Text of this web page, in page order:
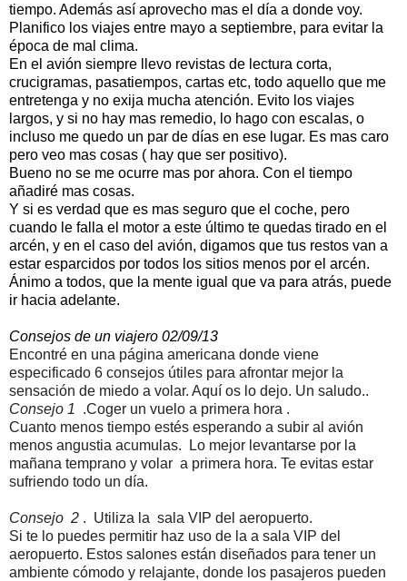
tiempo. Además así aprovecho mas el día a donde voy.
Planifico los viajes entre mayo a septiembre, para evitar la
época de mal clima.
En el avión siempre llevo revistas de lectura corta,
crucigramas, pasatiempos, cartas etc, todo aquello que me
entretenga y no exija mucha atención. Evito los viajes
largos, y si no hay mas remedio, lo hago con escalas, o
incluso me quedo un par de días en ese lugar. Es mas caro
pero veo mas cosas ( hay que ser positivo).
Bueno no se me ocurre mas por ahora. Con el tiempo
añadiré mas cosas.
Y si es verdad que es mas seguro que el coche, pero
cuando le falla el motor a este último te quedas tirado en el
arcén, y en el caso del avión, digamos que tus restos van a
estar esparcidos por todos los sitios menos por el arcén.
Ánimo a todos, que la mente igual que va para atrás, puede
ir hacia adelante.
Consejos de un viajero 02/09/13
Encontré en una página americana donde viene
especificado 6 consejos útiles para afrontar mejor la
sensación de miedo a volar. Aquí os lo dejo. Un saludo..
Consejo 1 .Coger un vuelo a primera hora .
Cuanto menos tiempo estés esperando a subir al avión
menos angustia acumulas. Lo mejor levantarse por la
mañana temprano y volar a primera hora. Te evitas estar
sufriendo todo un día.
Consejo 2 . Utiliza la sala VIP del aeropuerto.
Si te lo puedes permitir haz uso de la a sala VIP del
aeropuerto. Estos salones están diseñados para tener un
ambiente cómodo y relajante, donde los pasajeros pueden